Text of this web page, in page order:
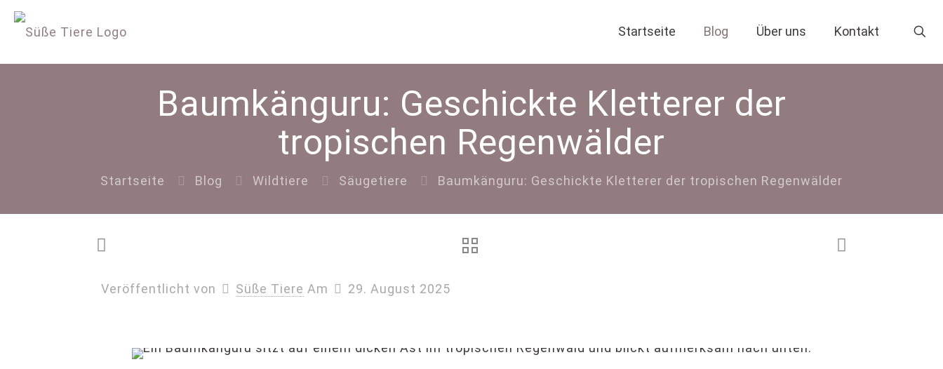
Startseite Blog Über uns Kontakt
Baumkänguru: Geschickte Kletterer der
tropischen Regenwälder
Startseite Blog Wildtiere Säugetiere Baumkänguru: Geschickte Kletterer der tropischen Regenwälder
Veröffentlicht von Süße Tiere Am 29. August 2025